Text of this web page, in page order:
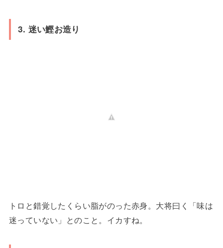
3. 迷い鰹お造り
トロと錯覚したくらい脂がのった赤身。大将曰く「味は
迷っていない」とのこと。イカすね。